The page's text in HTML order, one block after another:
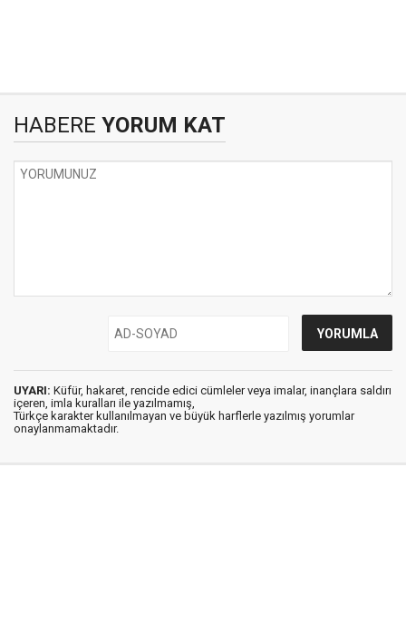
HABERE YORUM KAT
UYARI: Küfür, hakaret, rencide edici cümleler veya imalar, inançlara saldırı
içeren, imla kuralları ile yazılmamış,
Türkçe karakter kullanılmayan ve büyük harflerle yazılmış yorumlar
onaylanmamaktadır.